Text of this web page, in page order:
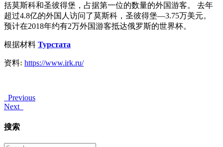
括莫斯科和圣彼得堡，占据第一位的数量的外国游客。 去年
超过4.8亿的外国人访问了莫斯科，圣彼得堡—3.75万美元。
预计在2018年约有2万外国游客抵达俄罗斯的世界杯。
根据材料 Турстата
资料: https://www.irk.ru/
Previous
Next
搜索